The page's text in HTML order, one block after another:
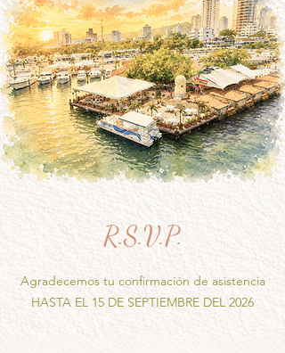
R.S.V.P.
Agradecemos tu confirmación de asistencia
HASTA EL 15 DE SEPTIEMBRE DEL 2026